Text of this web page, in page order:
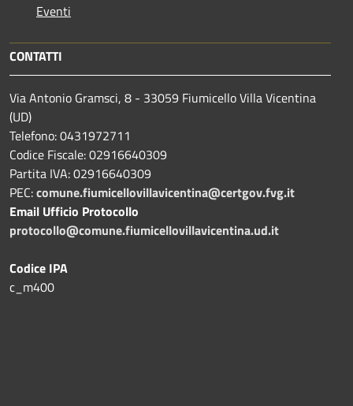
Eventi
CONTATTI
Via Antonio Gramsci, 8 - 33059 Fiumicello Villa Vicentina
(UD)
Telefono: 0431972711
Codice Fiscale: 02916640309
Partita IVA: 02916640309
PEC:comune.fiumicellovillavicentina@certgov.fvg.it
Email Ufficio Protocollo
protocollo@comune.fiumicellovillavicentina.ud.it
Codice IPA
c_m400